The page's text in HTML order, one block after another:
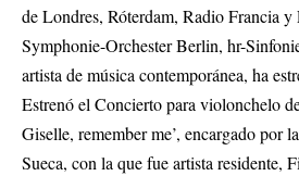
de Londres, Róterdam, Radio Francia
Symphonie-Orchester Berlin, hr-
artista de música contemporánea, ha
Estrenó el Concierto para violonchelo
Giselle, remember me’, encargado por
Sueca, con la que fue artista residente,